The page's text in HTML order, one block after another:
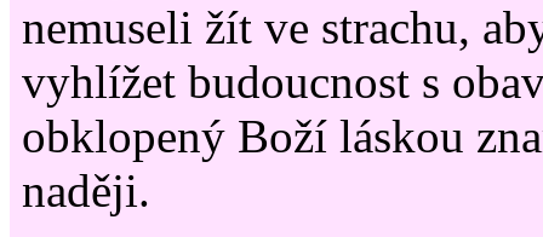
nemuseli žít ve strachu,
vyhlížet budoucnost s
obklopený Boží láskou
naději.